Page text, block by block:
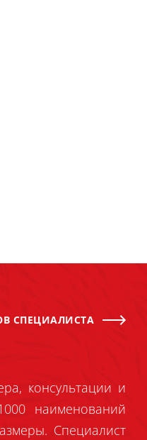
СПЕЦИАЛИСТА
консультации и
наименований
Специалист